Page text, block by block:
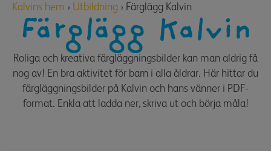
Kalvins hem › Utbildning › Färglägg Kalvin
Färglägg Kalvin
Roliga och kreativa färgläggningsbilder kan man aldrig få
nog av! En bra aktivitet för barn i alla åldrar. Här hittar du
färgläggningsbilder på Kalvin och hans vänner i PDF-
format. Enkla att ladda ner, skriva ut och börja måla!